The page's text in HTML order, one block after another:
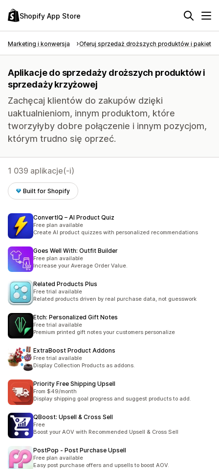
Shopify App Store
Marketing i konwersja Oferuj sprzedaż droższych produktów i
Aplikacje do sprzedaży droższych produktów i
sprzedaży krzyżowej
Zachęcaj klientów do zakupów dzięki
uaktualnieniom, innym produktom, które
tworzyłyby dobre połączenie i innym pozycjom,
którym trudno się oprzeć.
1 039 aplikacje(-i)
Built for Shopify
ConvertIQ – AI Product Quiz
Free plan available
Create AI product quizzes with personalized recommendations
Goes Well With: Outfit Builder
Free plan available
Increase your Average Order Value.
Related Products Plus
Free trial available
Related products driven by real purchase data, not guesswork
Etch: Personalized Gift Notes
Free trial available
Premium printed gift notes your customers personalize
ExtraBoost Product Addons
Free trial available
Display Collection Products as addons.
Priority Free Shipping Upsell
From $49/month
Display shipping goal progress and suggest products to add.
QBoost: Upsell & Cross Sell
Free
Boost your AOV with Recommended Upsell & Cross Sell
PostPop ‑ Post Purchase Upsell
Free plan available
Easy post purchase offers and upsells to boost AOV.